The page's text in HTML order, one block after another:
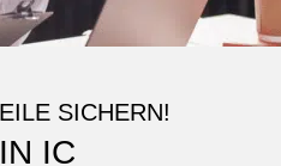
SICHERN!
IC